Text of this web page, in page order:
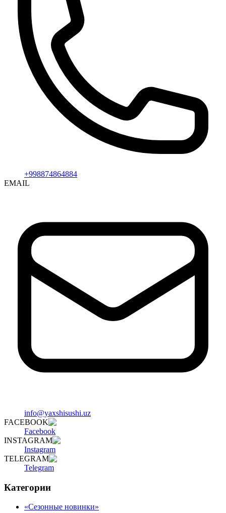
+998874864884
EMAIL
info@yaxshisushi.uz
FACEBOOK
Facebook
INSTAGRAM
Instagram
TELEGRAM
Telegram
Категории
«Сезонные новинки»